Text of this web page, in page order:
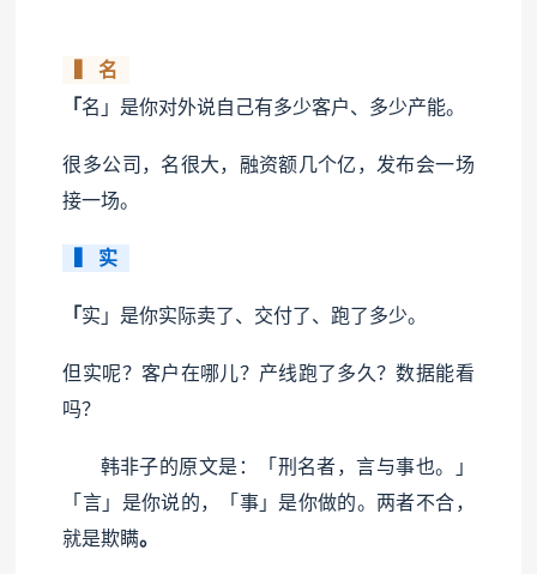
▍ 名
「 名」是你对外说自己有多少客户、多少产能。
很多公司，名很大，融资额几个亿，发布会一场
接一场。
▍ 实
「 实」是你实际卖了、交付了、跑了多少。
但实呢？客户在哪儿？产线跑了多久？数据能看
吗？
韩非子的原文是：「刑名者，言与事也。」
「言」是你说的，「事」是你做的。两者不合，
就是欺瞒。